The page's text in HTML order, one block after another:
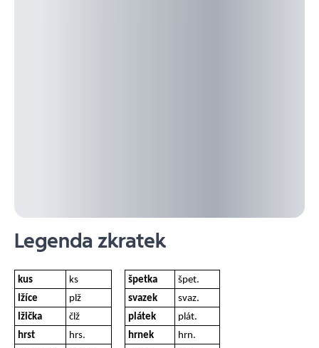
Legenda zkratek
kus ks špetka
špet.
lžíce
plž svazek
svaz.
lžička
člž plátek
plát.
hrst
hrs. hrnek
hrn.